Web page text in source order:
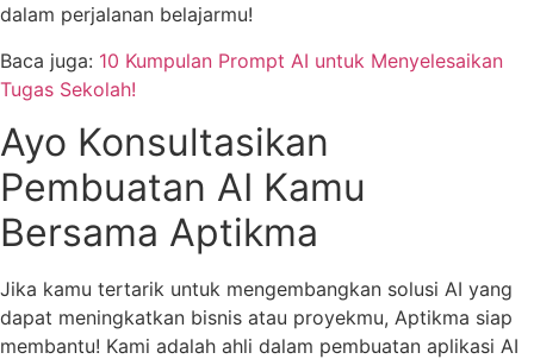
dalam perjalanan belajarmu!
Baca juga: 10 Kumpulan Prompt AI untuk Menyelesaikan
Tugas Sekolah!
Ayo Konsultasikan
Pembuatan AI Kamu
Bersama Aptikma
Jika kamu tertarik untuk mengembangkan solusi AI yang
dapat meningkatkan bisnis atau proyekmu, Aptikma siap
membantu! Kami adalah ahli dalam pembuatan aplikasi AI